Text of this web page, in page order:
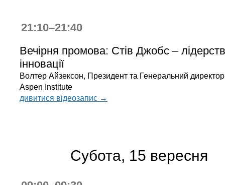
21:10–21:40
Вечірня промова: Стів Джобс –
інновації
Волтер Айзексон, Президент та Генеральний
Aspen Institute
дивитися відеозапис →
Субота, 15 вересня